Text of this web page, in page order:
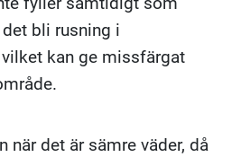
det bli rusning i
kan ge missfärgat
när det är sämre väder, då